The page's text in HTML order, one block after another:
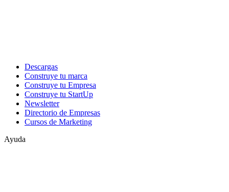
Descargas
Construye tu marca
Construye tu Empresa
Construye tu StartUp
Newsletter
Directorio de Empresas
Cursos de Marketing
Ayuda